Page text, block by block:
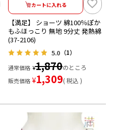
カートに入れる
【満足】 ショーツ 綿100％ぽか
もふほっこり 無地 9分丈 発熱綿
(37-2106)
5.0 （1）
通常価格 ¥1,870のところ
販売価格 ¥1,309 税込